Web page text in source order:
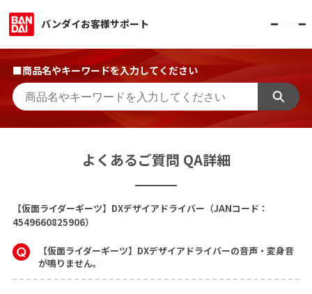
バンダイお客様サポート
■商品名やキーワードを入力してください
よくあるご質問 QA詳細
【仮面ライダーギーツ】DXデザイアドライバー（JANコード：
4549660825906）
【仮面ライダーギーツ】DXデザイアドライバーの音声・変身音
が鳴りません。